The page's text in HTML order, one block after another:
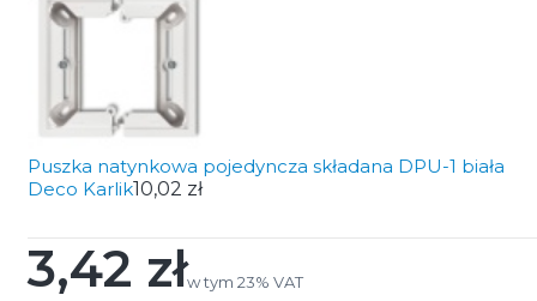
Puszka natynkowa pojedyncza składana DPU-1 biała
Deco Karlik10,02 zł
Cena
3,42 złw tym 23% VAT
w tym 23% VAT